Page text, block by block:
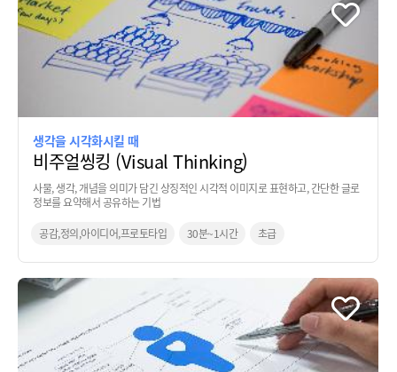
생각을 시각화시킬 때
비주얼씽킹 (Visual Thinking)
사물, 생각, 개념을 의미가 담긴 상징적인 시각적 이미지로 표현하고, 간단한 글로
정보를 요약해서 공유하는 기법
공감,정의,아이디어,프로토타입 30분~1시간 초급